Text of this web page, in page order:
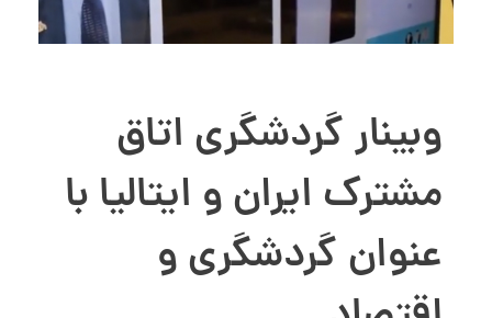
وبینار گردشگری اتاق
مشترک ایران و ایتالیا با
عنوان گردشگری و